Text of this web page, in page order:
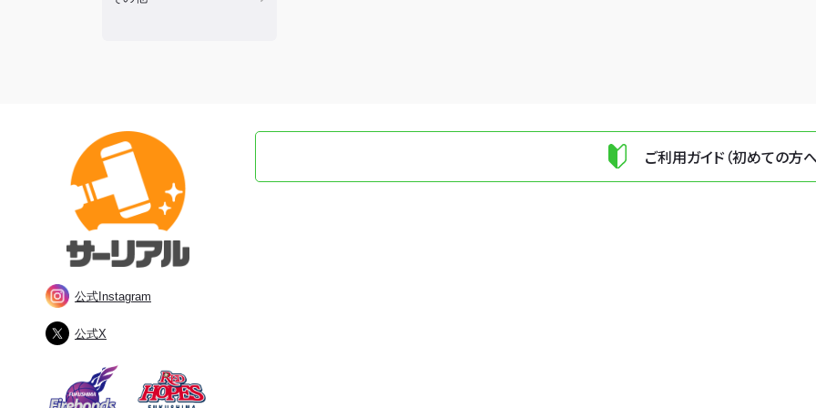
公式Instagram
公式X
ご利用ガイド（初めての方